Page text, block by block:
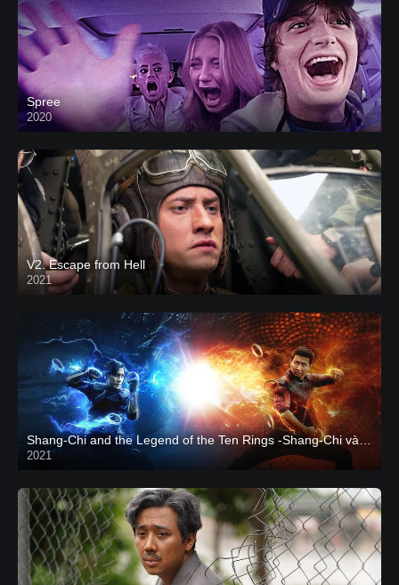
Spree
2020
V2. Escape from Hell
2021
2021
CAM